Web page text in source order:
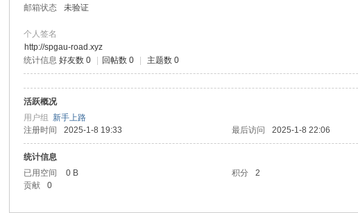
邮箱状态
未验证
个人签名
http://spgau-road.xyz
统计信息 好友数 0 回帖数 0 主题数 0
活跃概况
用户组新手上路
注册时间
2025-1-8 19:33 最后访问 2025-1-8 22:06
统计信息
已用空间
0 B 积分 2
贡献
0